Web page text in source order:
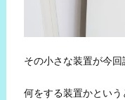
その小さな装置が今回
何をする装置かとい